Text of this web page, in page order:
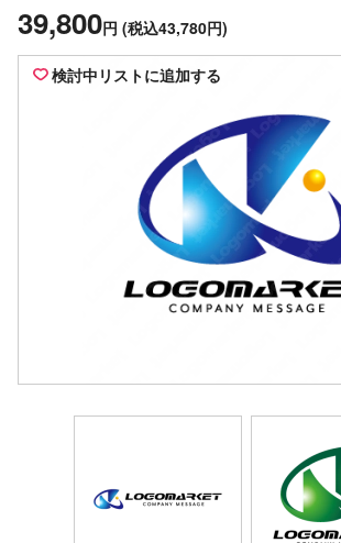
39,800円 (税込43,780円)
検討中リストに追加する